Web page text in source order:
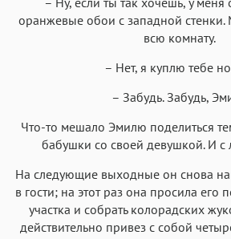
оранжевые обои с западной
всю комнату.
– Нет, я куплю тебе
– Забудь. Забудь,
Что-то мешало Эмилю поделиться
бабушки со своей девушкой. И с
На следующие выходные он снова
в гости; на этот раз она просила его
участка и собрать колорадских
действительно привез с собой